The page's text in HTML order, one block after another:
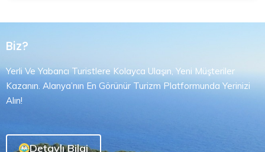
Biz?
Yerli Ve Yabancı Turistlere Kolayca Ulaşın, Yeni Müşteriler
Kazanın. Alanya’nın En Görünür Turizm Platformunda Yerinizi
Alın!
Detaylı Bilgi